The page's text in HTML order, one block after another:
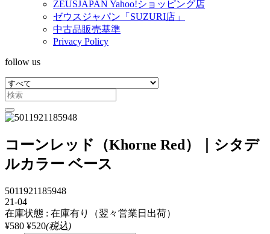
ZEUSJAPAN Yahoo!ショッピング店
ゼウスジャパン「SUZURI店」
中古品販売基準
Privacy Policy
follow us
コーンレッド（Khorne Red）｜シタデ
ルカラー ベース
5011921185948
21-04
在庫状態 : 在庫有り（翌々営業日出荷）
¥580 ¥520(税込)